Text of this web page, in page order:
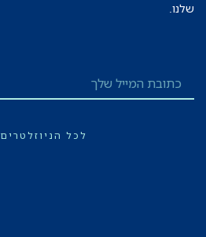
שלנו.
לכל הניוזלטרים